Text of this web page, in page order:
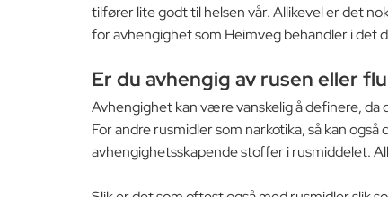
tilfører lite godt til helsen vår. Allikevel er det
for avhengighet som Heimveg behandler i det
Er du avhengig av rusen eller
Avhengighet kan være vanskelig å definere,
For andre rusmidler som narkotika, så kan
avhengighetsskapende stoffer i rusmiddelet.